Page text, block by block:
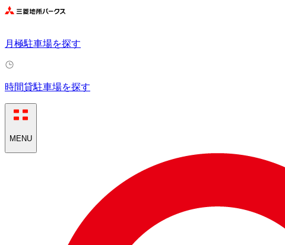
月極駐車場を探す
時間貸駐車場を探す
MENU